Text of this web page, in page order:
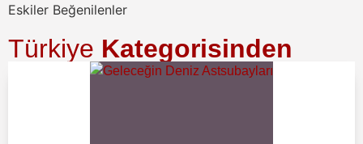
Eskiler Beğenilenler
Türkiye Kategorisinden